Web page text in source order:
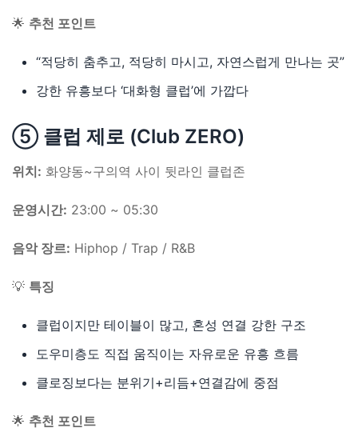
🌟 추천 포인트
“적당히 춤추고, 적당히 마시고, 자연스럽게 만나는 곳”
강한 유흥보다 ‘대화형 클럽’에 가깝다
⑤ 클럽 제로 (Club ZERO)
위치: 화양동~구의역 사이 뒷라인 클럽존
운영시간: 23:00 ~ 05:30
음악 장르: Hiphop / Trap / R&B
💡 특징
클럽이지만 테이블이 많고, 혼성 연결 강한 구조
도우미층도 직접 움직이는 자유로운 유흥 흐름
클로징보다는 분위기+리듬+연결감에 중점
🌟 추천 포인트